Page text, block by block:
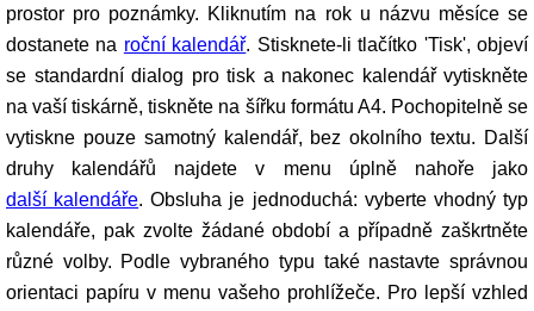
prostor pro poznámky. Kliknutím na rok u názvu měsíce se
dostanete na roční kalendář. Stisknete-li tlačítko 'Tisk', objeví
se standardní dialog pro tisk a nakonec kalendář vytiskněte
na vaší tiskárně, tiskněte na šířku formátu A4. Pochopitelně se
vytiskne pouze samotný kalendář, bez okolního textu. Další
druhy kalendářů najdete v menu úplně nahoře jako
další kalendáře. Obsluha je jednoduchá: vyberte vhodný typ
kalendáře, pak zvolte žádané období a případně zaškrtněte
různé volby. Podle vybraného typu také nastavte správnou
orientaci papíru v menu vašeho prohlížeče. Pro lepší vzhled